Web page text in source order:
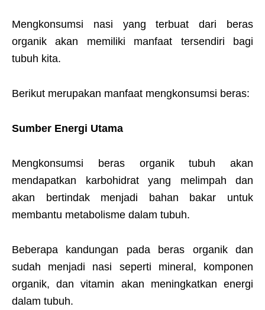
Mengkonsumsi nasi yang terbuat dari beras
organik akan memiliki manfaat tersendiri bagi
tubuh kita.
Berikut merupakan manfaat mengkonsumsi beras:
Sumber Energi Utama
Mengkonsumsi beras organik tubuh akan
mendapatkan karbohidrat yang melimpah dan
akan bertindak menjadi bahan bakar untuk
membantu metabolisme dalam tubuh.
Beberapa kandungan pada beras organik dan
sudah menjadi nasi seperti mineral, komponen
organik, dan vitamin akan meningkatkan energi
dalam tubuh.